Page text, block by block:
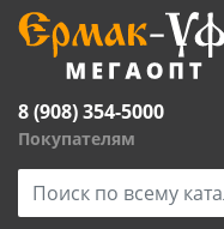
8 (908) 354-5000
Покупателям